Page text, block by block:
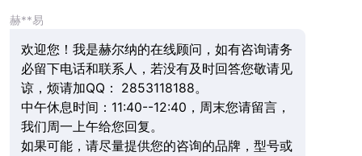
赫**易
欢迎您！我是赫尔纳的在线顾问，如有咨询请务
必留下电话和联系人，若没有及时回答您敬请见
谅，烦请加QQ： 2853118188。
中午休息时间：11:40--12:40，周末您请留言，
我们周一上午给您回复。
如果可能，请尽量提供您的咨询的品牌，型号或